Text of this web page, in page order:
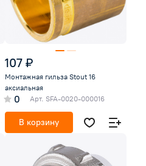
107 ₽
Монтажная гильза Stout 16
аксиальная
0 Арт. SFA-0020-000016
В корзину